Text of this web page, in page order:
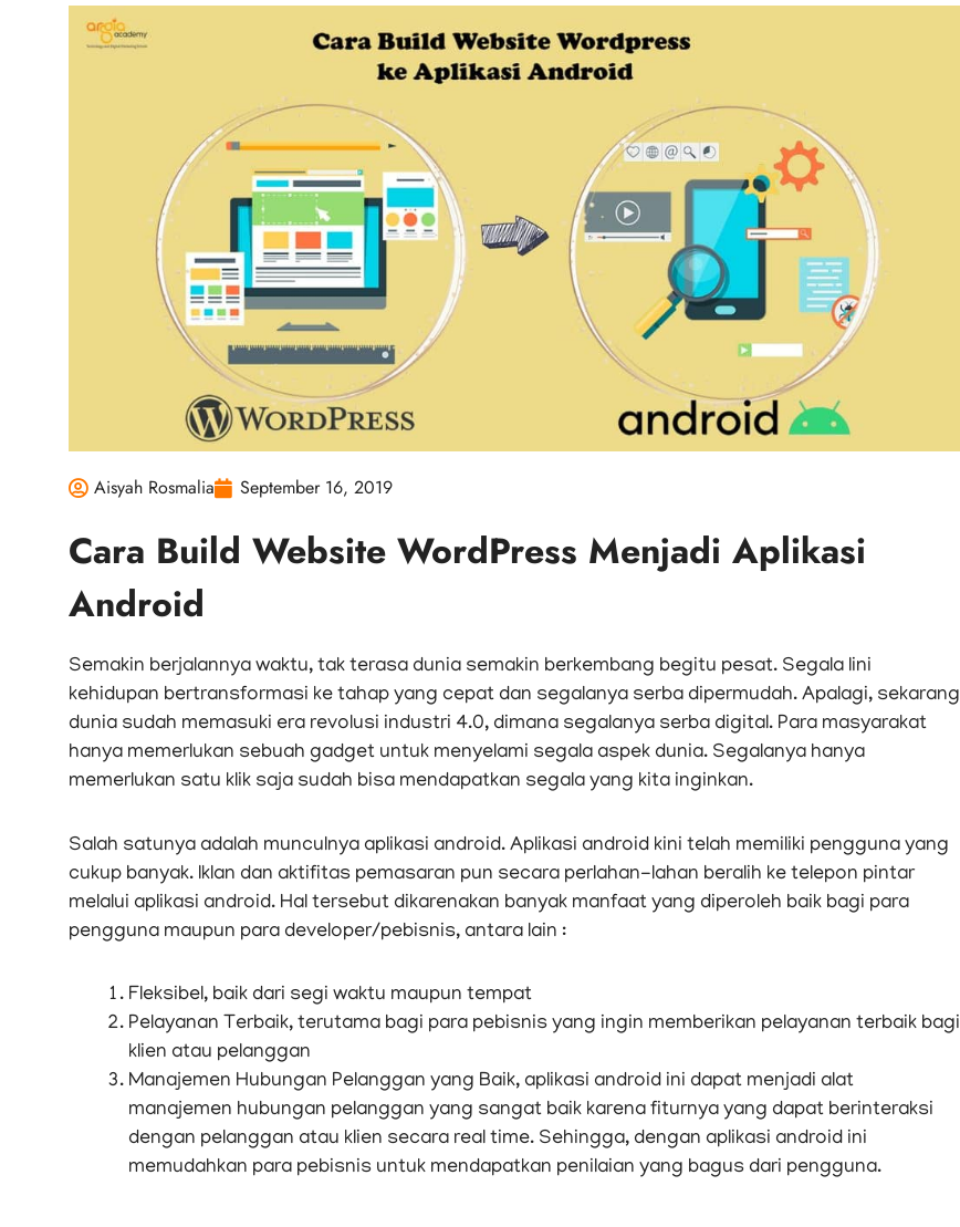
Aisyah Rosmalia September 16, 2019
Cara Build Website WordPress Menjadi Aplikasi
Android
Semakin berjalannya waktu, tak terasa dunia semakin berkembang begitu pesat. Segala lini
kehidupan bertransformasi ke tahap yang cepat dan segalanya serba dipermudah. Apalagi, sekarang
dunia sudah memasuki era revolusi industri 4.0, dimana segalanya serba digital. Para masyarakat
hanya memerlukan sebuah gadget untuk menyelami segala aspek dunia. Segalanya hanya
memerlukan satu klik saja sudah bisa mendapatkan segala yang kita inginkan.
Salah satunya adalah munculnya aplikasi android. Aplikasi android kini telah memiliki pengguna yang
cukup banyak. Iklan dan aktifitas pemasaran pun secara perlahan-lahan beralih ke telepon pintar
melalui aplikasi android. Hal tersebut dikarenakan banyak manfaat yang diperoleh baik bagi para
pengguna maupun para developer/pebisnis, antara lain :
Fleksibel, baik dari segi waktu maupun tempat
Pelayanan Terbaik, terutama bagi para pebisnis yang ingin memberikan pelayanan terbaik bagi
klien atau pelanggan
Manajemen Hubungan Pelanggan yang Baik, aplikasi android ini dapat menjadi alat
manajemen hubungan pelanggan yang sangat baik karena fiturnya yang dapat berinteraksi
dengan pelanggan atau klien secara real time. Sehingga, dengan aplikasi android ini
memudahkan para pebisnis untuk mendapatkan penilaian yang bagus dari pengguna.